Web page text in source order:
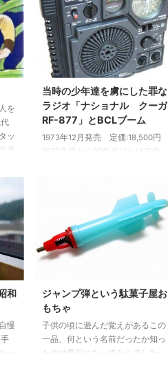
を
ッ
ラ
ガ
女
家
か
連
に
数
ャ
当時の少年達を虜にした罪な
ラジオ「ナショナル クーガ
RF-877」とBCLブーム
1973年12月発売 定価:18,500円
1970年代から80年代にかけて中
起こった頃のワールドバンドラジ
オを代表する一品がこの「ナショ
ナル クーガRF-877」でした。1
ドルが300円以上していた時代に
海外へ旅行に行く事は夢のような
話し、そんなこともあって異国の
高かったんですね。 レアな放送
局の電波を受信して内容の感想や
ると、その放送局から証明とし
て、ベリカード（受信確認証）を
和
慢
っ
ジャンプ弾という駄菓子屋お
もちゃ
子供の頃に遊んだ覚えがあるこの
一品、何という名前だったか知っ
たのは最近になってからでした。